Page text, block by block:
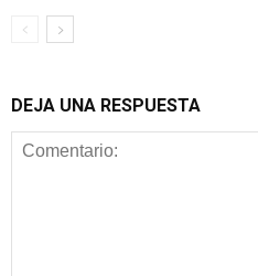
DEJA UNA RESPUESTA